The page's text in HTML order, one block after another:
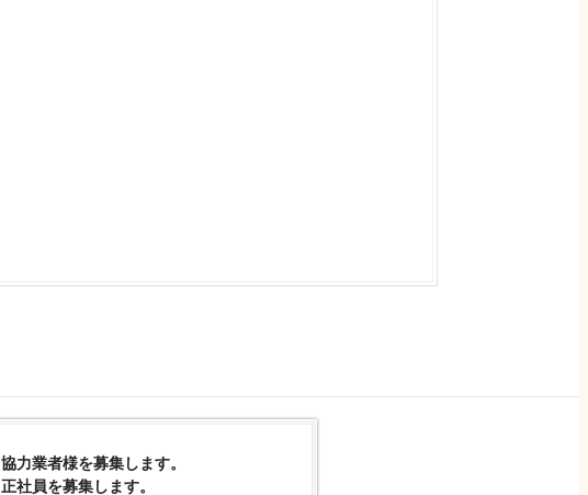
協力業者様を募集します。
正社員を募集します。